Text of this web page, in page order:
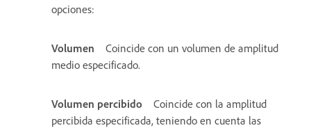
opciones:
Volumen
Coincide con un volumen de amplitud
medio especificado.
Volumen percibido
Coincide con la amplitud
percibida especificada, teniendo en cuenta las